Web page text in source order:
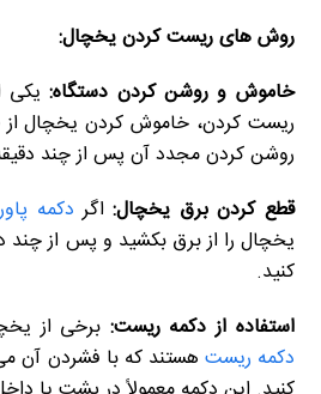
روش های ریست کردن یخچال:
خاموش و روشن کردن دستگاه:یکی
ریست کردن، خاموش کردن یخچال
روشن کردن مجدد آن پس از چند
قطع کردن برق یخچال:اگر دکمه پاور
یخچال را از برق بکشید و پس از چند
کنید.
استفاده از دکمه ریست: برخی از
دکمه ریست هستند که با فشردن آن